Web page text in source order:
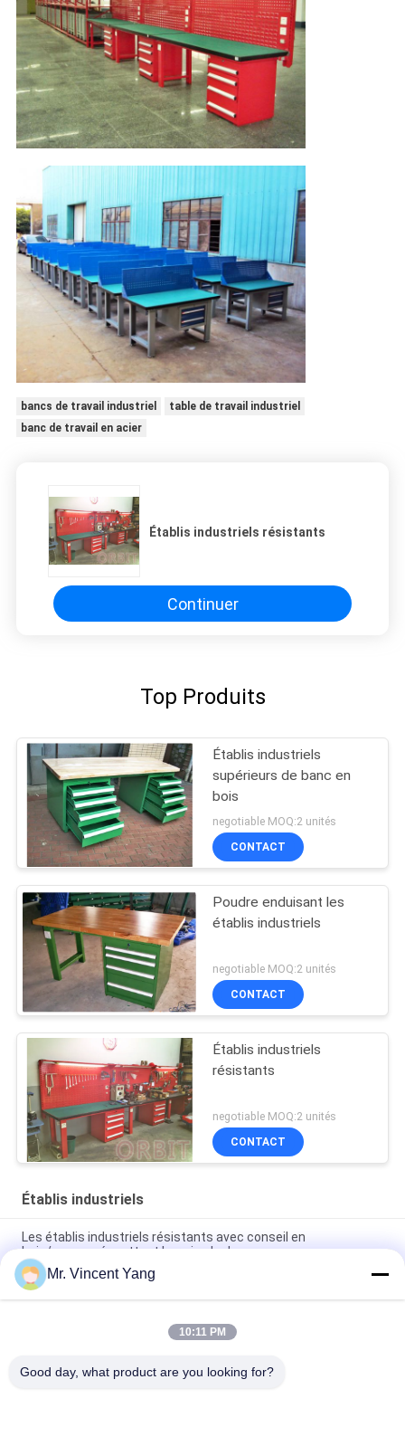
bancs de travail industriel
table de travail industriel
banc de travail en acier
Établis industriels résistants
Continuer
Top Produits
Établis industriels
supérieurs de banc en
bois
negotiable MOQ:2 unités
CONTACT
Poudre enduisant les
établis industriels
negotiable MOQ:2 unités
CONTACT
Établis industriels
résistants
negotiable MOQ:2 unités
CONTACT
Établis industriels
Les établis industriels résistants avec conseil en
bois/composé mettent hors jeu le dessus
Poudre enduisant les établis industriels d'acier inoxydable des
tiroirs
500 - établis industriels supérieurs du banc 2000kg en bois
Mr. Vincent Yang
10:11 PM
Good day, what product are you looking for?